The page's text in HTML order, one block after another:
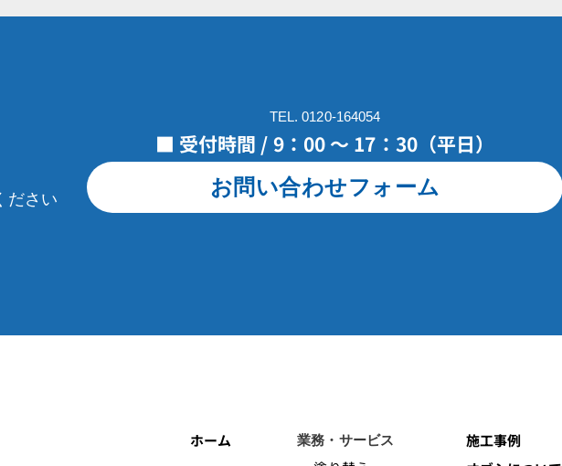
ださい
TEL. 0120-164054
■ 受付時間 / 9：00 ～ 17：30（平日）
お問い合わせフォーム
ホーム 業務・サービス
施工事例